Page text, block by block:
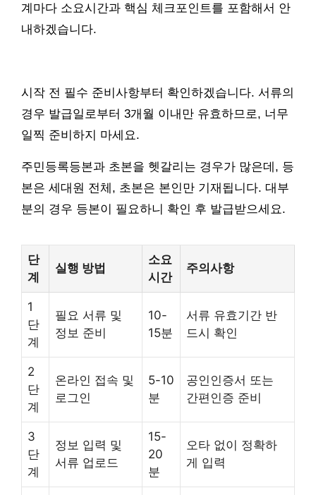
계마다 소요시간과 핵심 체크포인트를 포함해서 안
내하겠습니다.
시작 전 필수 준비사항부터 확인하겠습니다. 서류의
경우 발급일로부터 3개월 이내만 유효하므로, 너무
일찍 준비하지 마세요.
주민등록등본과 초본을 헷갈리는 경우가 많은데, 등
본은 세대원 전체, 초본은 본인만 기재됩니다. 대부
분의 경우 등본이 필요하니 확인 후 발급받으세요.
단
계
실행 방법
소요
시간
주의사항
1
단
계
필요 서류 및
정보 준비
10-
15분
서류 유효기간 반
드시 확인
2
단
계
온라인 접속 및
로그인
5-10
분
공인인증서 또는
간편인증 준비
3
단
계
정보 입력 및
서류 업로드
15-
20
분
오타 없이 정확하
게 입력